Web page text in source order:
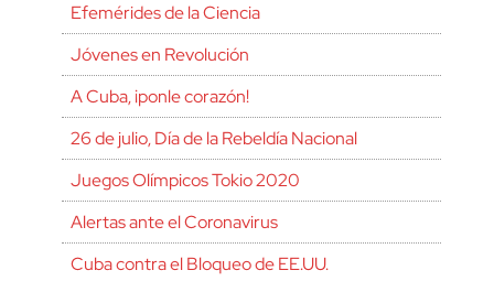
Efemérides de la Ciencia
Jóvenes en Revolución
A Cuba, ¡ponle corazón!
26 de julio, Día de la Rebeldía Nacional
Juegos Olímpicos Tokio 2020
Alertas ante el Coronavirus
Cuba contra el Bloqueo de EE.UU.